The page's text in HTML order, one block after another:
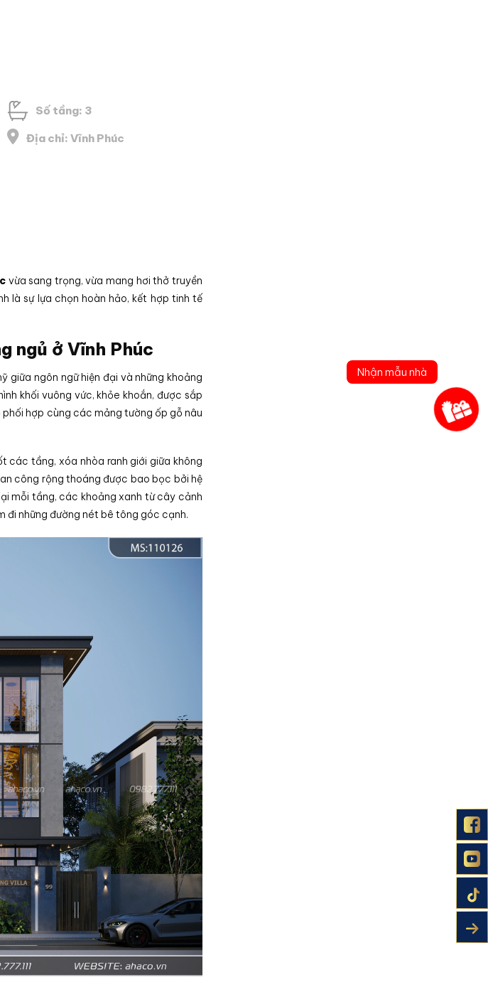
Nhận mẫu nhà
Số tầng: 3
Địa chỉ: Vĩnh Phúc
vừa sang trọng, vừa mang hơi thở truyền
là sự lựa chọn hoàn hảo, kết hợp tinh tế
ngủ ở Vĩnh Phúc
giữa ngôn ngữ hiện đại và những khoảng
khối vuông vức, khỏe khoắn, được sắp
hợp cùng các mảng tường ốp gỗ nâu
các tầng, xóa nhòa ranh giới giữa không
công rộng thoáng được bao bọc bởi hệ
mỗi tầng, các khoảng xanh từ cây cảnh
đi những đường nét bê tông góc cạnh.